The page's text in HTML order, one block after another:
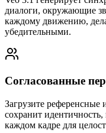
диалоги, окружающие
каждому движению,
убедительными.
Согласованные
Загрузите референсные
сохранит
каждом кадре для